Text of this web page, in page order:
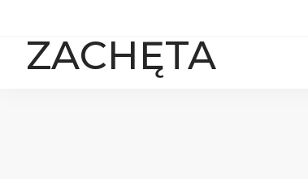
ZACHĘTA